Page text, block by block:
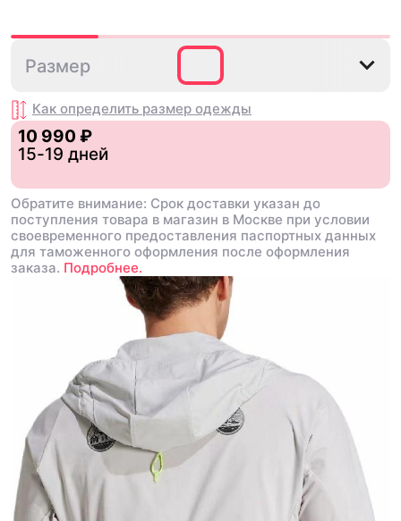
Размер
Как определить размер одежды
10 990 ₽
15-19 дней
Обратите внимание: Срок доставки указан до
поступления товара в магазин в Москве при условии
своевременного предоставления паспортных данных
для таможенного оформления после оформления
заказа. Подробнее.